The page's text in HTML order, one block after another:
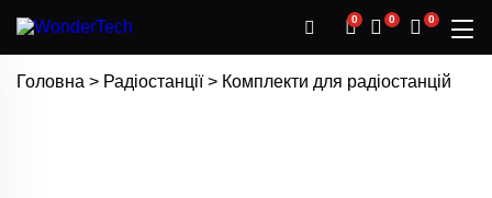
0 0 0
Головна > Радіостанції > Комплекти для радіостанцій